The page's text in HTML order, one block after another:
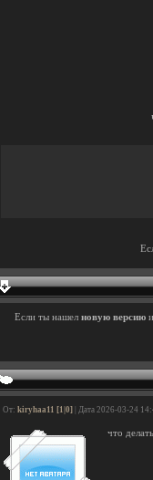
Если ты нашел новую версию
От: kiryhaa11 [1|0] | Дата 2026-03-24
что